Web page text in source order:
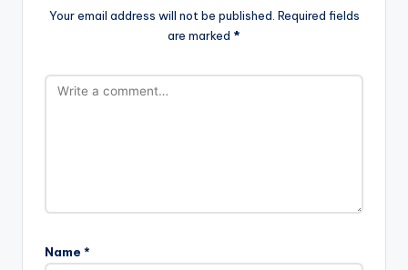
Your email address will not be published. Required fields
are marked *
Name *